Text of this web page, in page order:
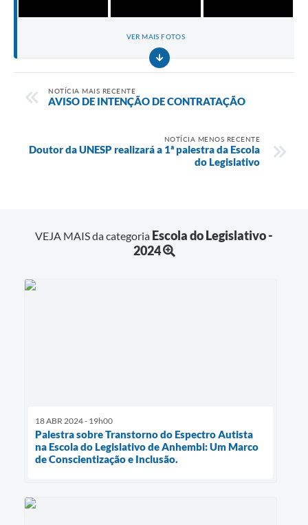
VER MAIS FOTOS
NOTÍCIA MAIS RECENTE
AVISO DE INTENÇÃO DE CONTRATAÇÃO
NOTÍCIA MENOS RECENTE
Doutor da UNESP realizará a 1ª palestra da Escola
do Legislativo
VEJA MAIS da categoria Escola do Legislativo -
2024
18 ABR 2024 - 19h00
Palestra sobre Transtorno do Espectro Autista
na Escola do Legislativo de Anhembi: Um Marco
de Conscientização e Inclusão.